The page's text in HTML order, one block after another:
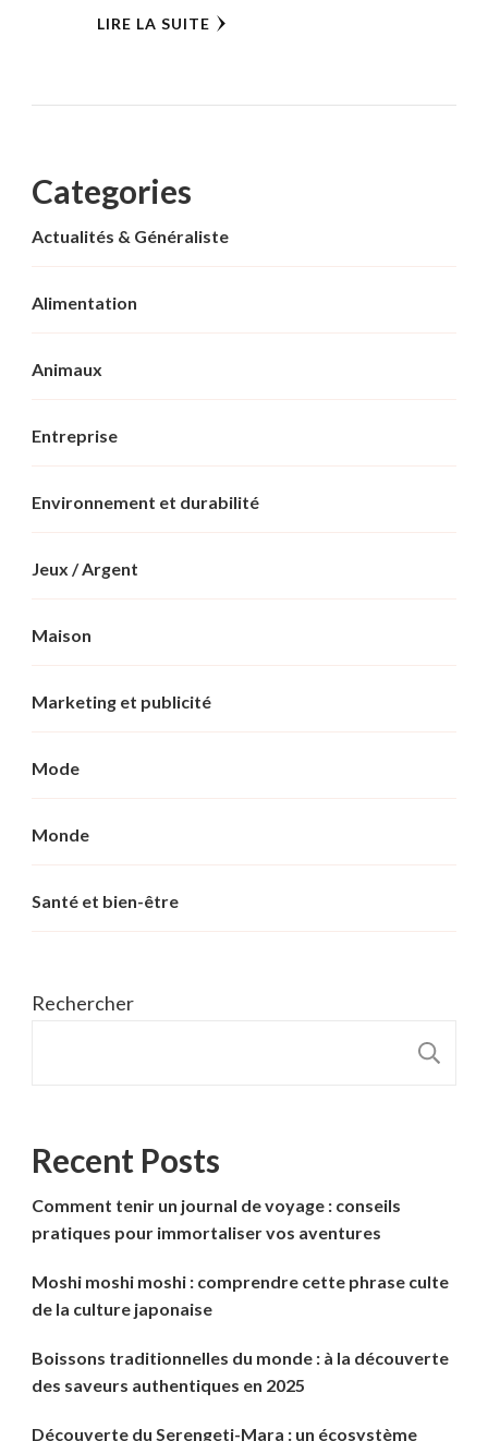
LIRE LA SUITE
Categories
Actualités & Généraliste
Alimentation
Animaux
Entreprise
Environnement et durabilité
Jeux / Argent
Maison
Marketing et publicité
Mode
Monde
Santé et bien-être
Rechercher
Recent Posts
Comment tenir un journal de voyage : conseils
pratiques pour immortaliser vos aventures
Moshi moshi moshi : comprendre cette phrase culte
de la culture japonaise
Boissons traditionnelles du monde : à la découverte
des saveurs authentiques en 2025
Découverte du Serengeti-Mara : un écosystème